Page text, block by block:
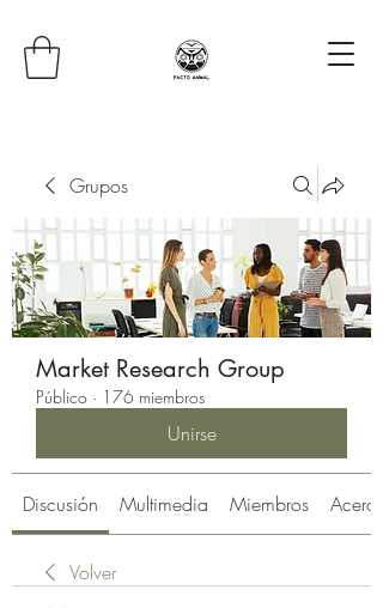
Grupos
Market Research Group
Público · 176 miembros
Unirse
Discusión Multimedia Miembros Acerca
Volver